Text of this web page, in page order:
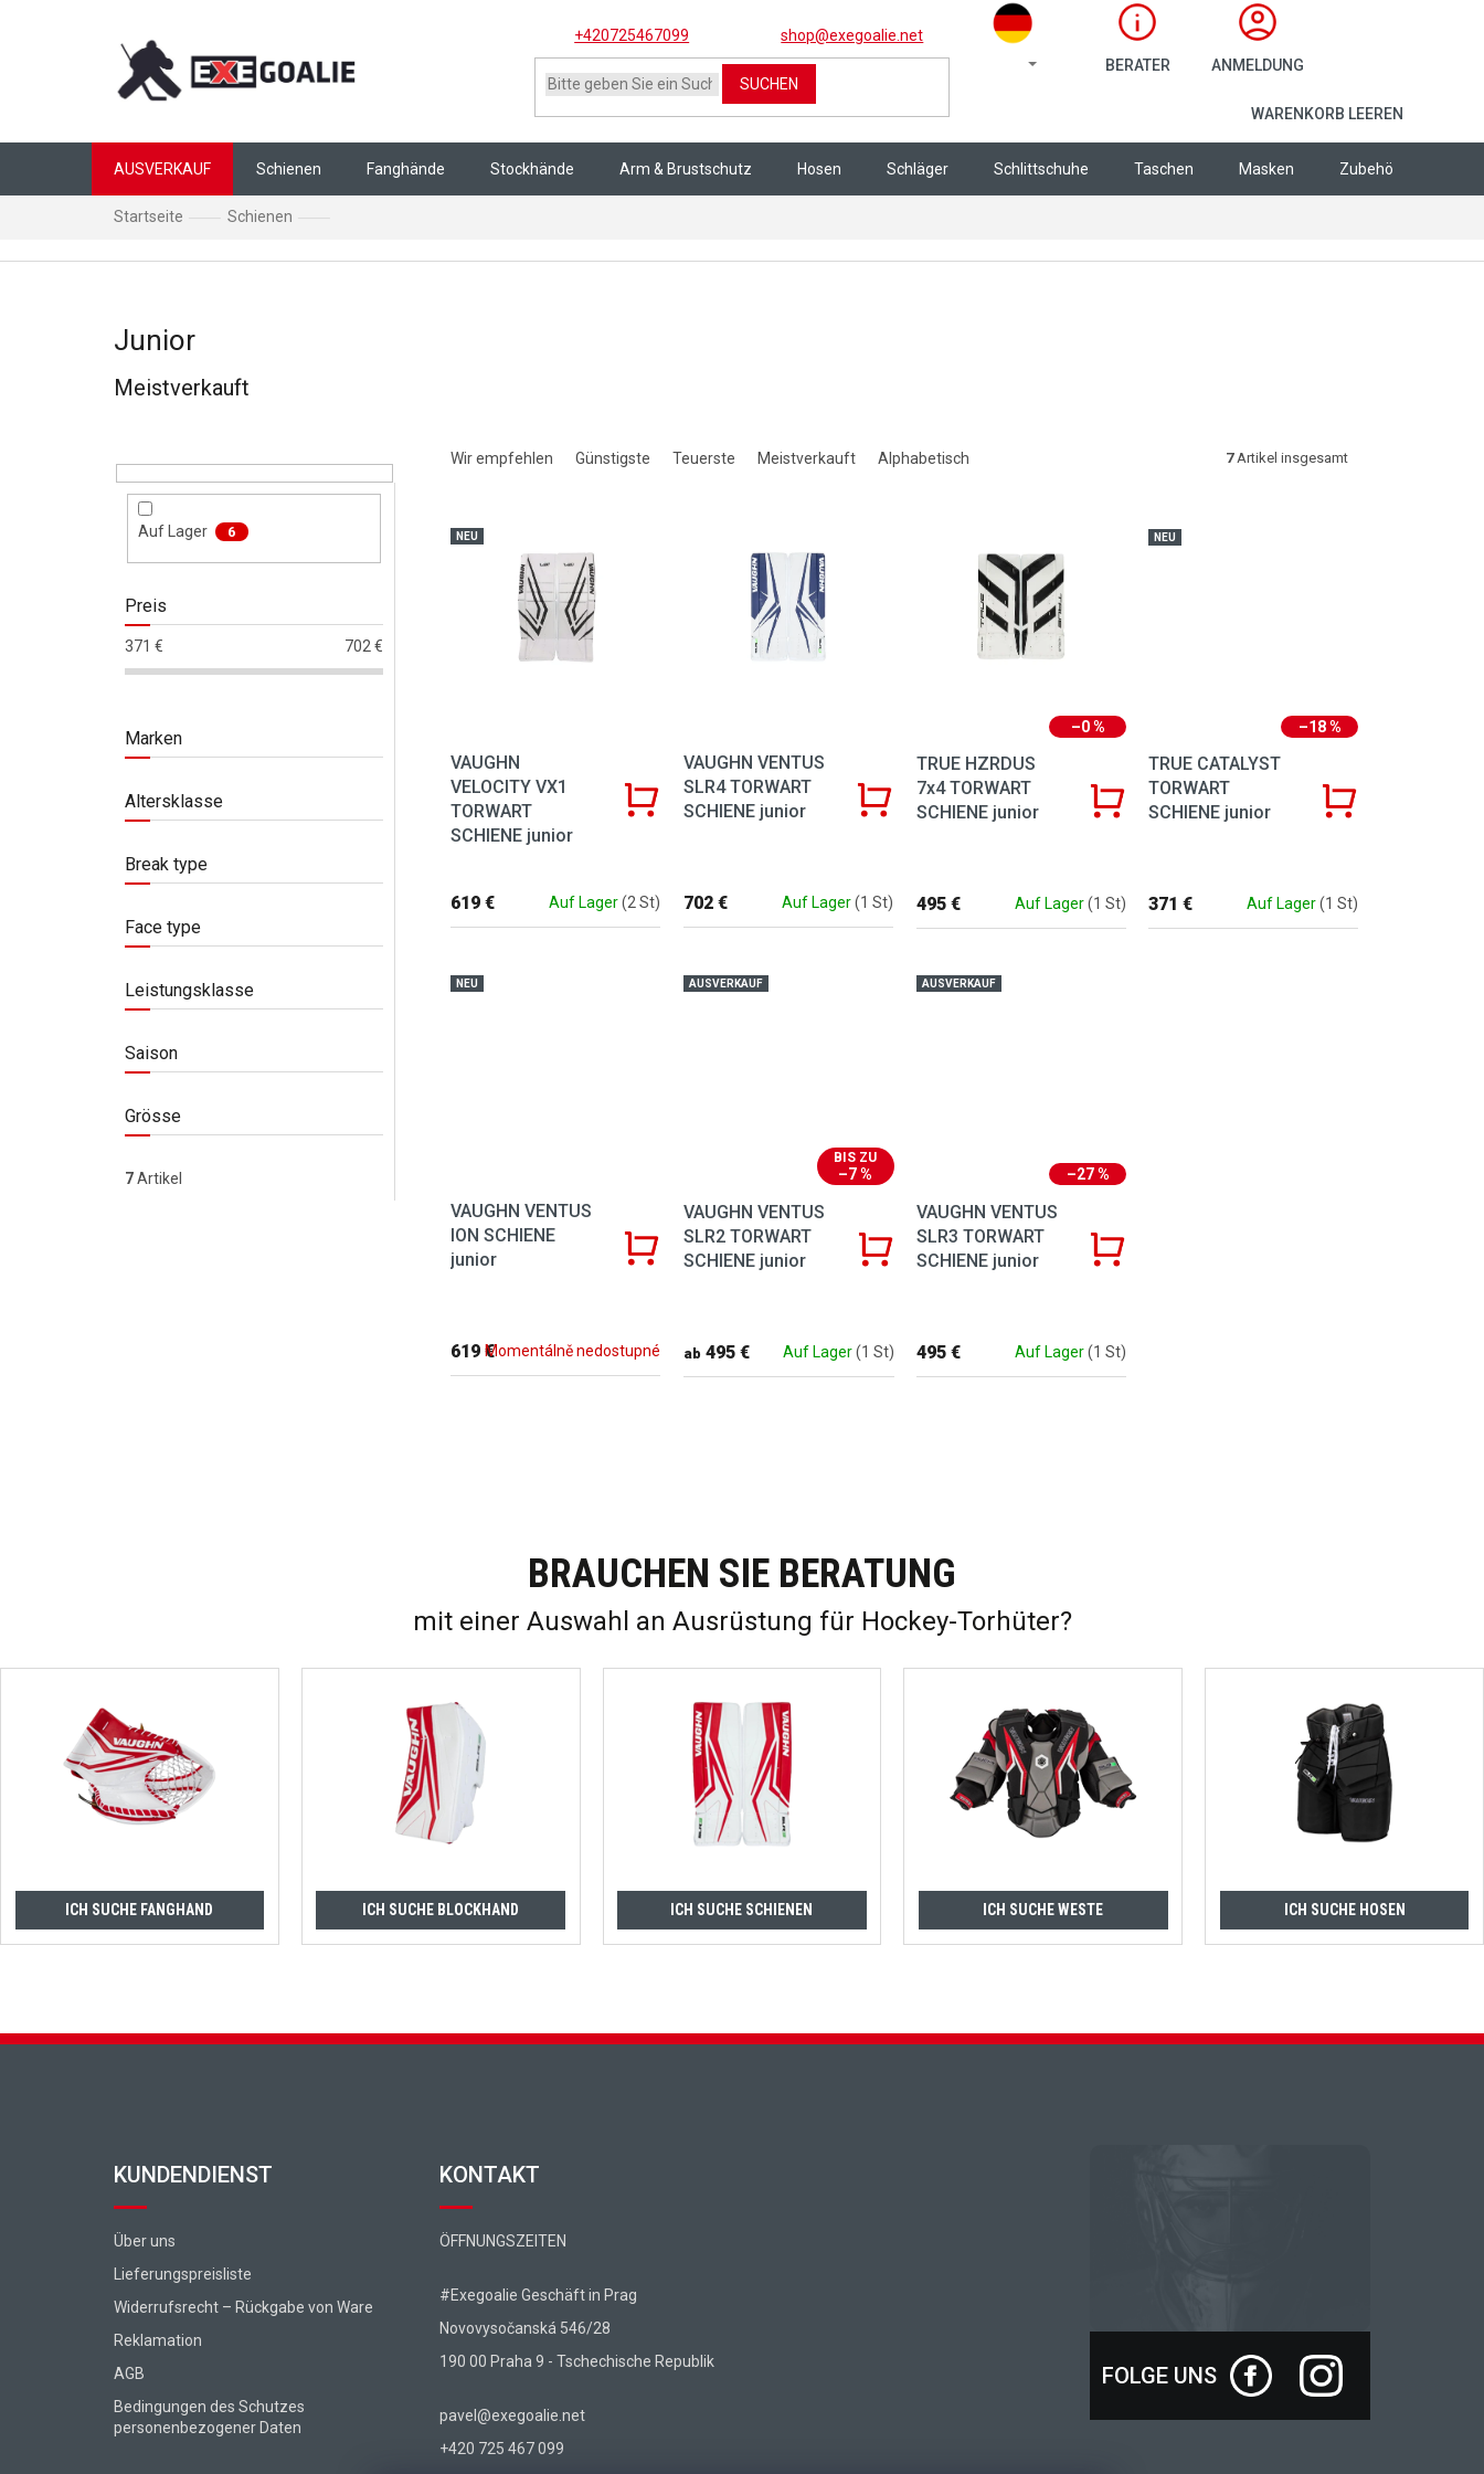
+420725467099
shop@exegoalie.net
SUCHEN
BERATER ANMELDUNG
WARENKORB LEEREN
AUSVERKAUF Schienen Fanghände Stockhände Arm & Brustschutz Hosen Schläger Schlittschuhe Taschen Masken Zubehör
Startseite Schienen
Junior
Meistverkauft
Auf Lager 6
Preis
371 € 702€
Marken
Altersklasse
Break type
Face type
Leistungsklasse
Saison
Grösse
7Artikel
Wir empfehlen Günstigste Teuerste Meistverkauft Alphabetisch 7Artikel insgesamt
Liste der Produkte
NEU
VAUGHN
VELOCITY VX1
TORWART
SCHIENE junior
Auf Lager(2 St)
619 €
VAUGHN VENTUS
SLR4 TORWART
SCHIENE junior
Auf Lager(1 St)
702 €
–0 %
TRUE HZRDUS
7x4 TORWART
SCHIENE junior
Auf Lager(1 St)
495 €
NEU
–18 %
TRUE CATALYST
TORWART
SCHIENE junior
Auf Lager(1 St)
371 €
NEU
VAUGHN VENTUS
ION SCHIENE
junior
Momentálně nedostupné
619 €
AUSVERKAUF
BIS ZU
–7 %
VAUGHN VENTUS
SLR2 TORWART
SCHIENE junior
Auf Lager(1 St)
ab 495 €
AUSVERKAUF
–27 %
VAUGHN VENTUS
SLR3 TORWART
SCHIENE junior
Auf Lager(1 St)
495 €
BRAUCHEN SIE BERATUNG
mit einer Auswahl an Ausrüstung für Hockey-Torhüter?
ICH SUCHE FANGHAND ICH SUCHE BLOCKHAND ICH SUCHE SCHIENEN ICH SUCHE WESTE ICH SUCHE HOSEN
KUNDENDIENST
Über uns
Lieferungspreisliste
Widerrufsrecht – Rückgabe von Ware
Reklamation
AGB
Bedingungen des Schutzes
personenbezogener Daten
KONTAKT
ÖFFNUNGSZEITEN
#Exegoalie Geschäft in Prag
Novovysočanská 546/28
190 00 Praha 9 - Tschechische Republik
pavel@exegoalie.net
+420 725 467 099
FOLGE UNS